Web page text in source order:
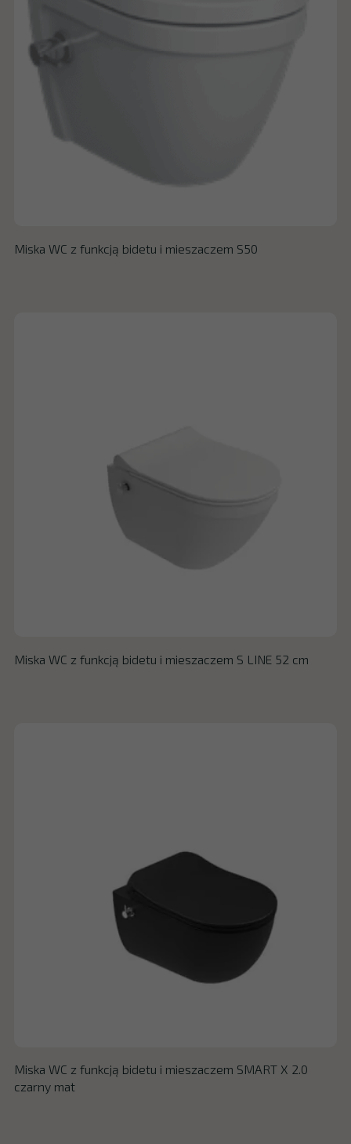
Miska WC z funkcją bidetu i mieszaczem S50
Miska WC z funkcją bidetu i mieszaczem S LINE 52 cm
Miska WC z funkcją bidetu i mieszaczem SMART X 2.0
czarny mat